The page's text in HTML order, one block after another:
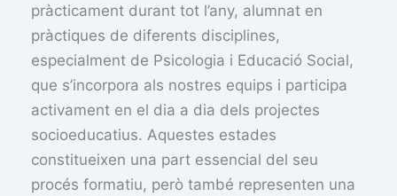
pràcticament durant tot l’any, alumnat en
pràctiques de diferents disciplines,
especialment de Psicologia i Educació Social,
que s’incorpora als nostres equips i participa
activament en el dia a dia dels projectes
socioeducatius. Aquestes estades
constitueixen una part essencial del seu
procés formatiu, però també representen una